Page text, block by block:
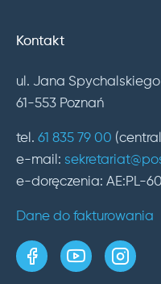
Kontakt
ul. Jana
61-553 Poznań
tel. 61 835 79 00
e-mail:
e-doręczenia: AE:PL-
Dane do fakturowania
strona wkanał w